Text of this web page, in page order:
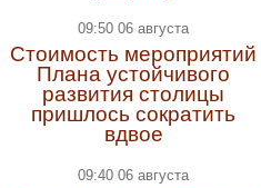
09:50 06 августа
Стоимость мероприятий
Плана устойчивого
развития столицы
пришлось сократить
вдвое
09:40 06 августа